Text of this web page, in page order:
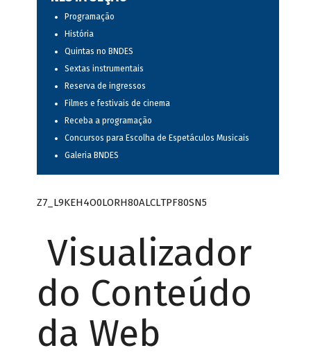
Programação
História
Quintas no BNDES
Sextas instrumentais
Reserva de ingressos
Filmes e festivais de cinema
Receba a programação
Concursos para Escolha de Espetáculos Musicais
Galeria BNDES
Z7_L9KEH4O0LORH80ALCLTPF80SN5
Visualizador
do Conteúdo
da Web